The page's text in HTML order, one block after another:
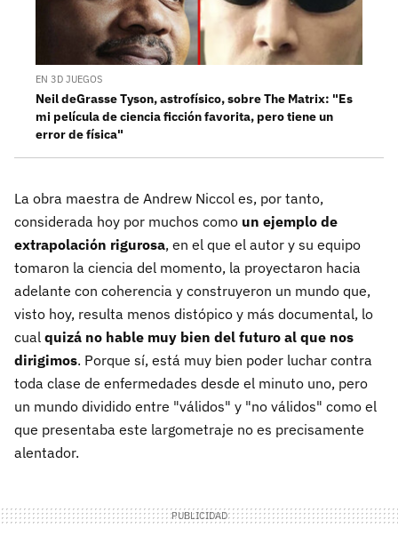
EN 3D JUEGOS
Neil deGrasse Tyson, astrofísico, sobre The Matrix: "Es
mi película de ciencia ficción favorita, pero tiene un
error de física"
La obra maestra de Andrew Niccol es, por tanto,
considerada hoy por muchos como un ejemplo de
extrapolación rigurosa, en el que el autor y su equipo
tomaron la ciencia del momento, la proyectaron hacia
adelante con coherencia y construyeron un mundo que,
visto hoy, resulta menos distópico y más documental, lo
cual quizá no hable muy bien del futuro al que nos
dirigimos. Porque sí, está muy bien poder luchar contra
toda clase de enfermedades desde el minuto uno, pero
un mundo dividido entre "válidos" y "no válidos" como el
que presentaba este largometraje no es precisamente
alentador.